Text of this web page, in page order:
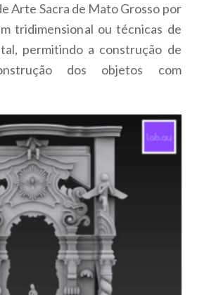
Arte Sacra de Mato Grosso por
tridimensional ou técnicas de
permitindo a construção de
dos objetos com